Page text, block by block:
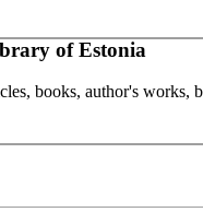
of Estonia
books, author's